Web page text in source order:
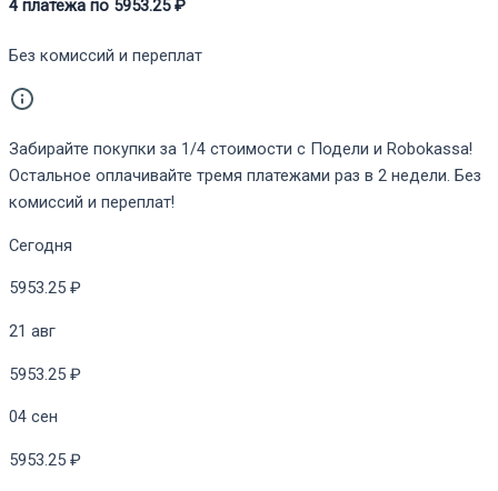
4 платежа по 5953.25₽
Без комиссий и переплат
Забирайте покупки за 1/4 стоимости с Подели и Robokassa!
Остальное оплачивайте тремя платежами раз в 2 недели. Без
комиссий и переплат!
Сегодня
5953.25 ₽
21 авг
5953.25 ₽
04 сен
5953.25 ₽